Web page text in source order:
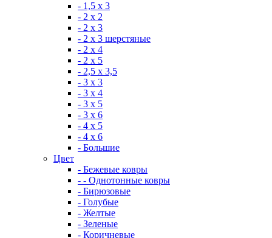
- 1,5 х 3
- 2 х 2
- 2 х 3
- 2 х 3 шерстяные
- 2 х 4
- 2 х 5
- 2,5 х 3,5
- 3 х 3
- 3 х 4
- 3 х 5
- 3 х 6
- 4 х 5
- 4 х 6
- Большие
Цвет
- Бежевые ковры
- - Однотонные ковры
- Бирюзовые
- Голубые
- Желтые
- Зеленые
- Коричневые